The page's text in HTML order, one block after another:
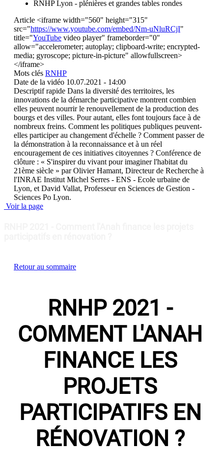
RNHP Lyon - plénières et grandes tables rondes
Article <iframe width="560" height="315"
src="https://www.youtube.com/embed/Nm-uNluRCjI"
title="YouTube video player" frameborder="0"
allow="accelerometer; autoplay; clipboard-write; encrypted-
media; gyroscope; picture-in-picture" allowfullscreen>
</iframe>
Mots clés RNHP
Date de la vidéo 10.07.2021 - 14:00
Descriptif rapide Dans la diversité des territoires, les
innovations de la démarche participative montrent combien
elles peuvent nourrir le renouvellement de la production des
bourgs et des villes. Pour autant, elles font toujours face à de
nombreux freins. Comment les politiques publiques peuvent-
elles participer au changement d'échelle ? Comment passer de
la démonstration à la reconnaissance et à un réel
encouragement de ces initiatives citoyennes ? Conférence de
clôture : « S'inspirer du vivant pour imaginer l'habitat du
21ème siècle » par Olivier Hamant, Directeur de Recherche à
l'INRAE Institut Michel Serres - ENS - Ecole urbaine de
Lyon, et David Vallat, Professeur en Sciences de Gestion -
Sciences Po Lyon.
Voir la page
Retour au sommaire
RNHP 2021 -
COMMENT L'ANAH
FINANCE LES
PROJETS
PARTICIPATIFS EN
RÉNOVATION ?